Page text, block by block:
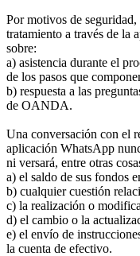
Por motivos de
tratamiento a través de la
sobre:
a) asistencia durante el
de los pasos que
b) respuesta a las
de OANDA.
Una conversación con el
aplicación WhatsApp
ni versará, entre otras
a) el saldo de sus fondos
b) cualquier cuestión
c) la realización o
d) el cambio o la
e) el envío de
la cuenta de efectivo.